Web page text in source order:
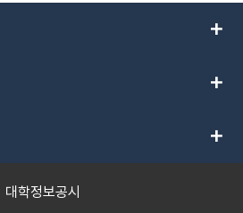
add
add
add
대학정보공시